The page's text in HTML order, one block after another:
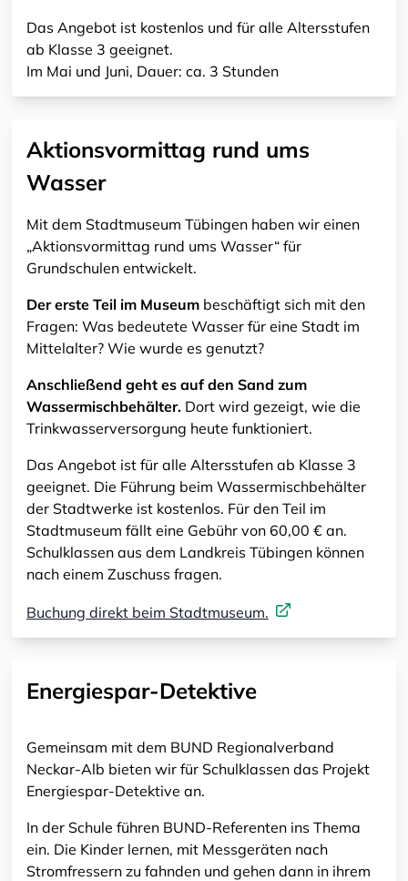
Das Angebot ist kostenlos und für alle Altersstufen
ab Klasse 3 geeignet.
Im Mai und Juni, Dauer: ca. 3 Stunden
Aktionsvormittag rund ums
Wasser
Mit dem Stadtmuseum Tübingen haben wir einen
„Aktionsvormittag rund ums Wasser“ für
Grundschulen entwickelt.
Der erste Teil im Museum beschäftigt sich mit den
Fragen: Was bedeutete Wasser für eine Stadt im
Mittelalter? Wie wurde es genutzt?
Anschließend geht es auf den Sand zum
Wassermischbehälter. Dort wird gezeigt, wie die
Trinkwasserversorgung heute funktioniert.
Das Angebot ist für alle Altersstufen ab Klasse 3
geeignet. Die Führung beim Wassermischbehälter
der Stadtwerke ist kostenlos. Für den Teil im
Stadtmuseum fällt eine Gebühr von 60,00 € an.
Schulklassen aus dem Landkreis Tübingen können
nach einem Zuschuss fragen.
Buchung direkt beim Stadtmuseum.
Energiespar-Detektive
Gemeinsam mit dem BUND Regionalverband
Neckar-Alb bieten wir für Schulklassen das Projekt
Energiespar-Detektive an.
In der Schule führen BUND-Referenten ins Thema
ein. Die Kinder lernen, mit Messgeräten nach
Stromfressern zu fahnden und gehen dann in ihrem